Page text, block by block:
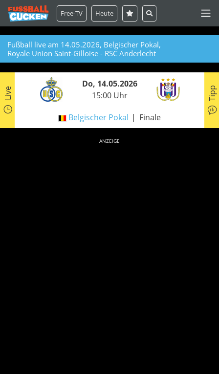
Free-TV Heute
Fußball live am 14.05.2026, Belgischer Pokal,
Royale Union Saint-Gilloise - RSC Anderlecht
Live
Do, 14.05.2026
15:00 Uhr
Belgischer Pokal Finale
Tipp
ANZEIGE